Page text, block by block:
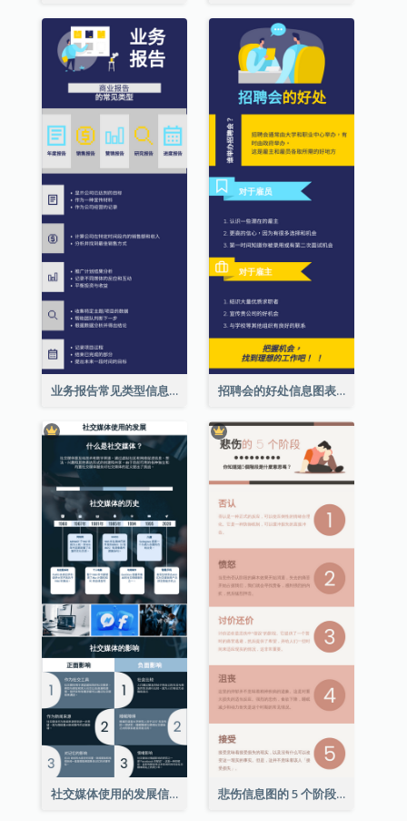
业务报告常见类型信息图表 招聘会的好处信息图表
社交媒体使用的发展信息图表 悲伤信息图的 5 个阶段（附解释）